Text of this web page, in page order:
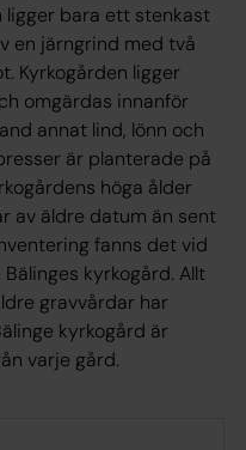
ligger bara ett stenkast
en järngrind med två
Kyrkogården ligger
omgärdas innanför
annat lind, lönn och
är planterade på
höga ålder
av äldre datum än sent
fanns det vid
kyrkogård. Allt
gravvårdar har
kyrkogård är
varje gård.